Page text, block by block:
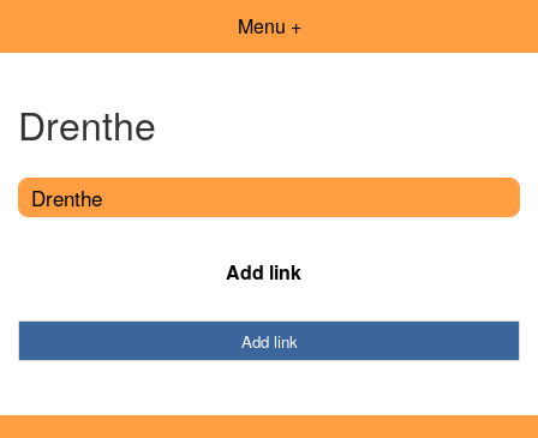
Menu +
Drenthe
Drenthe
Add link
Add link